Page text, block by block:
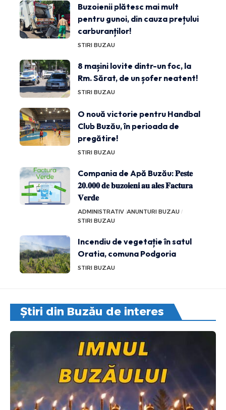
Buzoienii plătesc mai mult
pentru gunoi, din cauza prețului
carburanților!
STIRI BUZAU
8 mașini lovite dintr-un foc, la
Rm. Sărat, de un șofer neatent!
STIRI BUZAU
O nouă victorie pentru Handbal
Club Buzău, în perioada de
pregătire!
STIRI BUZAU
Compania de Apă Buzău: 𝐏𝐞𝐬𝐭𝐞
𝟐𝟎.𝟎𝟎𝟎 𝐝𝐞 𝐛𝐮𝐳𝐨𝐢𝐞𝐧𝐢 𝐚𝐮 𝐚𝐥𝐞𝐬 𝐅𝐚𝐜𝐭𝐮𝐫𝐚
𝐕𝐞𝐫𝐝𝐞
ADMINISTRATIV ANUNTURI BUZAU
STIRI BUZAU
Incendiu de vegetație în satul
Oratia, comuna Podgoria
STIRI BUZAU
Știri din Buzău de interes